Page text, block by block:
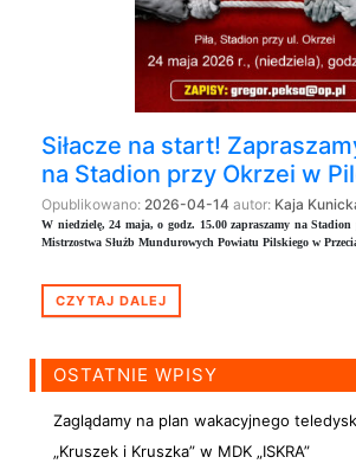
Siłacze na start!
na Stadion przy Okrzei w
Opublikowano: 2026-04-14 autor: Kaja
W niedzielę, 24 maja, o godz. 15.00 zapraszamy na
Mistrzostwa Służb Mundurowych Powiatu Pilskiego w
CZYTAJ DALEJ
OSTATNIE WPISY
Zaglądamy na plan wakacyjnego
„Kruszek i Kruszka” w MDK „ISKRA”